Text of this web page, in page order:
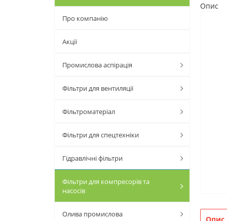
Про компанію
Акції
Промислова аспірація
Фільтри для вентиляції
Фільтроматеріал
Фільтри для спецтехніки
Гідравлічні фільтри
Фільтри для компресорів та
насосів
Олива промислова
Опис